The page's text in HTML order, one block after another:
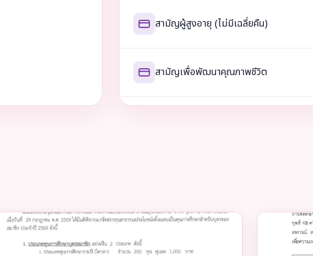
สามัญผู้สูงอายุ (ไม่มีเฉลี่ยคืน)
สามัญเพื่อพัฒนาคุณภาพชีวิต
พิเศษโดยใช้หุ้นค้ำประกัน